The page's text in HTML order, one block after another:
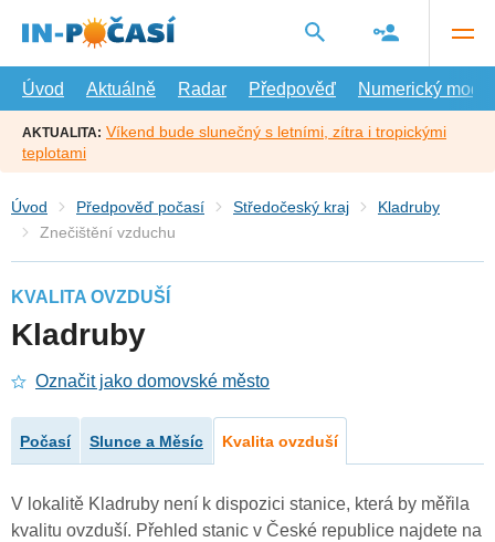
hlavní
Úvod
Aktuálně Radar Předpověď Numerický model
AKTUALITA: Víkend bude slunečný s letními, zítra i tropickými
teplotami
Úvod Předpověď počasí Středočeský kraj
Kladruby
Znečištění vzduchu
KVALITA OVZDUŠÍ
Kladruby
Označit jako domovské město
Počasí Slunce a Měsíc Kvalita ovzduší
V lokalitě Kladruby není k dispozici stanice, která by měřila
kvalitu ovzduší. Přehled stanic v České republice najdete na